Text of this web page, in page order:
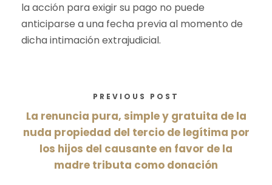
la acción para exigir su pago no puede
anticiparse a una fecha previa al momento de
dicha intimación extrajudicial.
PREVIOUS POST
La renuncia pura, simple y gratuita de la
nuda propiedad del tercio de legítima por
los hijos del causante en favor de la
madre tributa como donación